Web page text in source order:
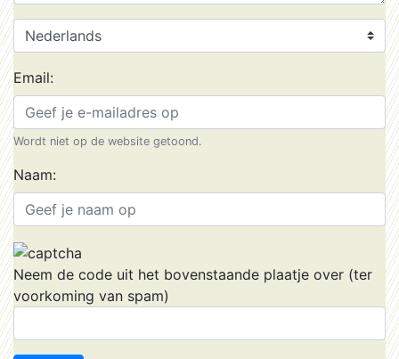
Email:
Wordt niet op de website getoond.
Naam:
Neem de code uit het bovenstaande plaatje over (ter
voorkoming van spam)